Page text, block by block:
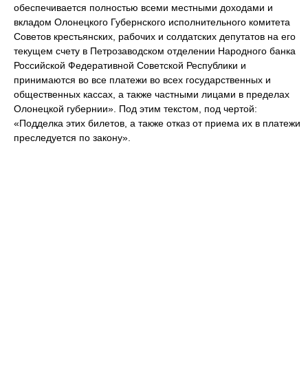
обеспечивается полностью всеми местными доходами и
вкладом Олонецкого Губернского исполнительного комитета
Советов крестьянских, рабочих и солдатских депутатов на его
текущем счету в Петрозаводском отделении Народного банка
Российской Федеративной Советской Республики и
принимаются во все платежи во всех государственных и
общественных кассах, а также частными лицами в пределах
Олонецкой губернии». Под этим текстом, под чертой:
«Подделка этих билетов, а также отказ от приема их в платежи
преследуется по закону».